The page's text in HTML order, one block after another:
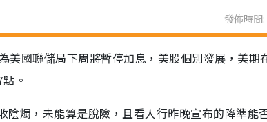
發佈時間
美國聯儲局下周將暫停加息，美股個別發展，美期
。
燭，未能算是脫險，且看人行昨晚宣布的降準能